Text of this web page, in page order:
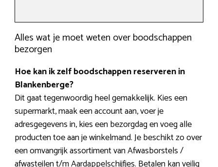
Alles wat je moet weten over boodschappen
bezorgen
Hoe kan ik zelf boodschappen reserveren in
Blankenberge?
Dit gaat tegenwoordig heel gemakkelijk. Kies een
supermarkt, maak een account aan, voer je
adresgegevens in, kies een bezorgdag en voeg alle
producten toe aan je winkelmand. Je beschikt zo over
een omvangrijk assortiment van Afwasborstels /
afwasteilen t/m Aardappelschijfjes. Betalen kan veilig